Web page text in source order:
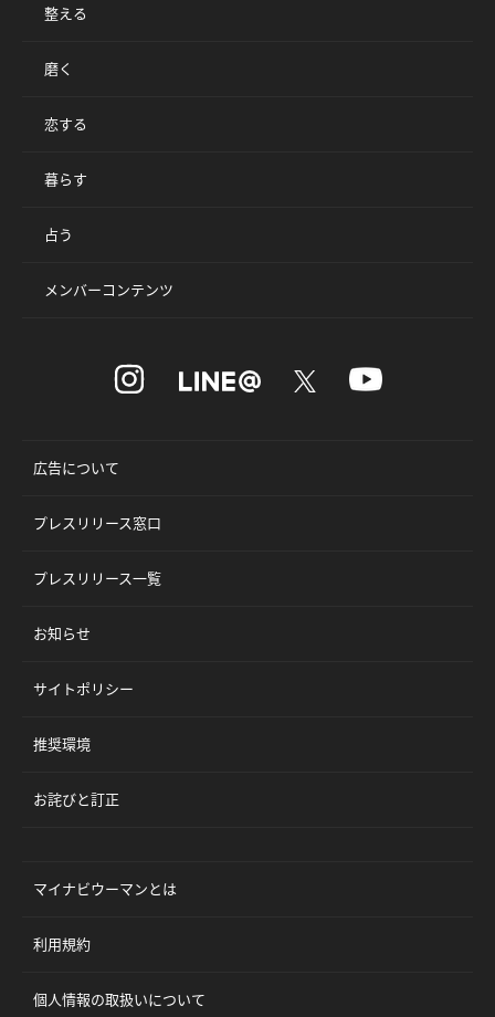
整える
磨く
恋する
暮らす
占う
メンバーコンテンツ
広告について
プレスリリース窓口
プレスリリース一覧
お知らせ
サイトポリシー
推奨環境
お詫びと訂正
マイナビウーマンとは
利用規約
個人情報の取扱いについて